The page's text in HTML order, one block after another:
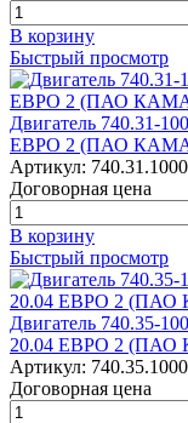
В корзину
Быстрый просмотр
Двигатель 740.31-
ЕВРО 2 (ПАО
Артикул:
Договорная цена
В корзину
Быстрый просмотр
Двигатель 740.35-
20.04 ЕВРО 2
Артикул:
Договорная цена